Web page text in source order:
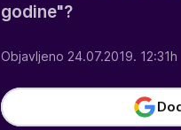
godine"?
Objavljeno 24.07.2019. 12:31h